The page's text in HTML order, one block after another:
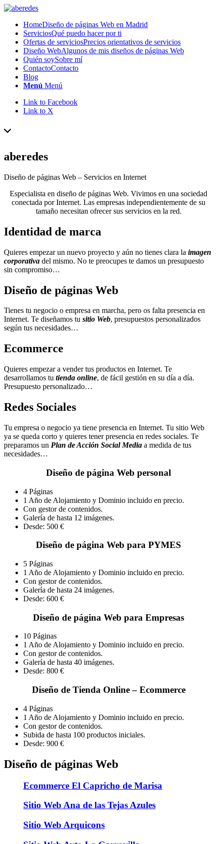
HomeDiseño de páginas Web en Madrid
ServiciosQué puedo hacer por ti
Ofertas de serviciosPrecios orientativos de servicios
Diseño WebAlgunos de mis diseños de páginas Web
Quién soySobre mí
ContactoContacto
Blog
Menú Menú
Link to Facebook
Link to X
aberedes
Diseño de páginas Web – Servicios en Internet
Especialista en diseño de páginas Web. Vivimos en una sociedad
conectada por Internet. Las empresas independientemente de su
tamaño necesitan ofrecer sus servicios en la red.
Identidad de marca
Quieres empezar un nuevo proyecto y aún no tienes clara la imagen
corporativa del mismo. No te preocupes te damos un presupuesto
sin compromiso…
Diseño de páginas Web
Tienes tu negocio o empresa en marcha, pero os falta presencia en
Internet. Te diseñamos tu sitio Web, presupuestos personalizados
según tus necesidades…
Ecommerce
Quieres empezar a vender tus productos en Internet. Te
desarrollamos tu tienda online, de fácil gestión en su día a día.
Presupuesto personalizado…
Redes Sociales
Tu empresa o negocio ya tiene presencia en Internet. Tu sitio Web
ya se queda corto y quieres tener presencia en redes sociales. Te
preparamos un Plan de Acción Social Media a medida de tus
necesidades…
Diseño de página Web personal
4 Páginas
1 Año de Alojamiento y Dominio incluido en precio.
Con gestor de contenidos.
Galería de hasta 12 imágenes.
Desde: 500 €
Diseño de página Web para PYMES
5 Páginas
1 Año de Alojamiento y Dominio incluido en precio.
Con gestor de contenidos.
Galería de hasta 24 imágenes.
Desde: 600 €
Diseño de página Web para Empresas
10 Páginas
1 Año de Alojamiento y Dominio incluido en precio.
Con gestor de contenidos.
Galería de hasta 40 imágenes.
Desde: 800 €
Diseño de Tienda Online – Ecommerce
4 Páginas
1 Año de Alojamiento y Dominio incluido en precio.
Con gestor de contenidos.
Subida de hasta 100 productos iniciales.
Desde: 900 €
Diseño de páginas Web
Ecommerce El Capricho de Marisa
Sitio Web Ana de las Tejas Azules
Sitio Web Arquicons